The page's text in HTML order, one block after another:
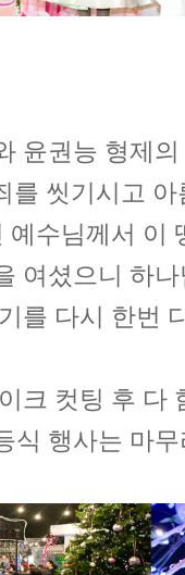
윤권능 형제
를 씻기시고
예수님께서 이
여셨으니 하
를 다시 한번
크 컷팅 후 다
식 행사는 마